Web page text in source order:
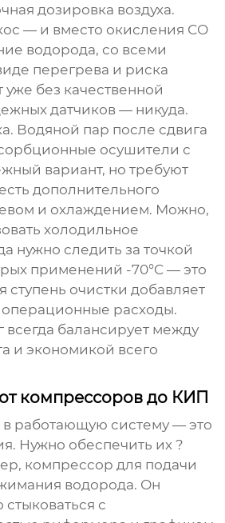
дозировка воздуха.
— и вместо окисления СО
водорода, со всеми
перегрева и риска
уже без качественной
датчиков — никуда.
Водяной пар после сдвига
осушители с
вариант, но требуют
дополнительного
и охлаждением. Можно,
холодильное
нужно следить за точкой
применений -70°C — это
ступень очистки добавляет
расходы.
всегда балансирует между
и экономикой всего
компрессоров до КИП
в работающую систему — это
Нужно обеспечить их ?
компрессор для подачи
водорода. Он
с